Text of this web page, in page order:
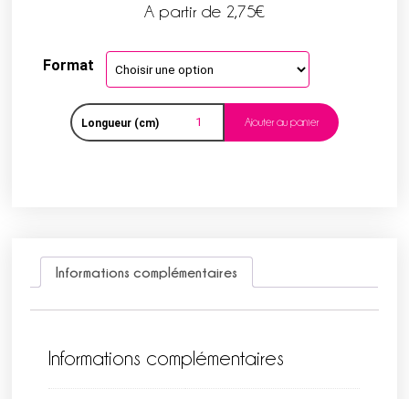
A partir de 2,75€
Format
Longueur (cm) Ajouter au panier
Informations complémentaires
Informations complémentaires